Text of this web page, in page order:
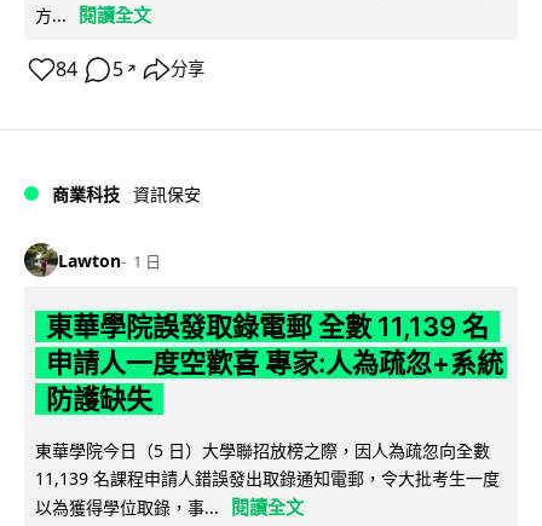
方...
閱讀全文
84 5 ↗ 分享
商業科技 資訊保安
Lawton 1 日
東華學院誤發取錄電郵 全數 11,139 名
申請人一度空歡喜 專家:人為疏忽+系統
防護缺失
東華學院今日（5 日）大學聯招放榜之際，因人為疏忽向全數
11,139 名課程申請人錯誤發出取錄通知電郵，令大批考生一度
以為獲得學位取錄，事...
閱讀全文